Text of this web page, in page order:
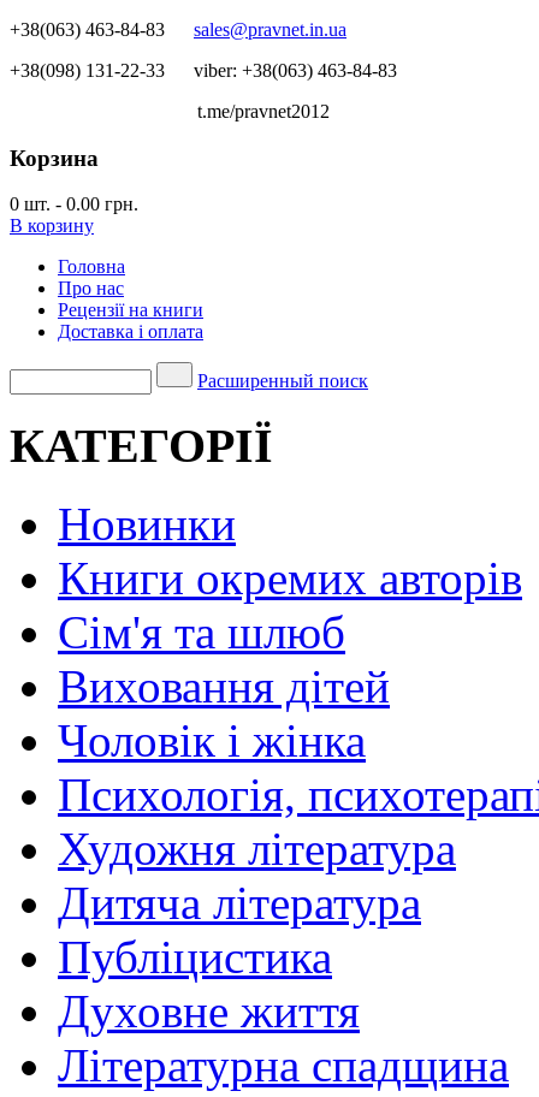
+38(063) 463-84-83 sales@pravnet.in.ua
+38(098) 131-22-33 viber: +38(063) 463-84-83
t.me/pravnet2012
Корзина
0 шт. - 0.00 грн.
В корзину
Головна
Про нас
Рецензії на книги
Доставка і оплата
Расширенный поиск
КАТЕГОРІЇ
Новинки
Книги окремих авторів
Сім'я та шлюб
Виховання дітей
Чоловік і жінка
Психологія,
Художня література
Дитяча література
Публіцистика
Духовне життя
Літературна спадщина